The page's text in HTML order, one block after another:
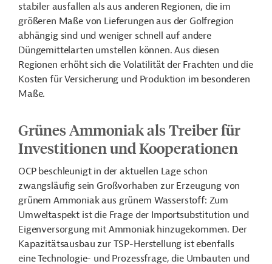
stabiler ausfallen als aus anderen Regionen, die im
größeren Maße von Lieferungen aus der Golfregion
abhängig sind und weniger schnell auf andere
Düngemittelarten umstellen können. Aus diesen
Regionen erhöht sich die Volatilität der Frachten und die
Kosten für Versicherung und Produktion im besonderen
Maße.
Grünes Ammoniak als Treiber für
Investitionen und Kooperationen
OCP beschleunigt in der aktuellen Lage schon
zwangsläufig sein Großvorhaben zur Erzeugung von
grünem Ammoniak aus grünem Wasserstoff: Zum
Umweltaspekt ist die Frage der Importsubstitution und
Eigenversorgung mit Ammoniak hinzugekommen. Der
Kapazitätsausbau zur TSP-Herstellung ist ebenfalls
eine Technologie- und Prozessfrage, die Umbauten und